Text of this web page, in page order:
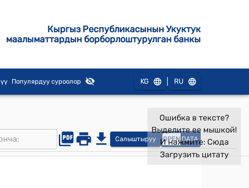
Кыргыз Республикасынын Укуктук
маалыматтардын борборлоштурулган банкы
Популярдуу суроолор KG RU
Салыштыруу OPEN DATA
Ошибка в тексте?
Выделите ее мышкой!
И нажмите: Сюда
Загрузить цитату